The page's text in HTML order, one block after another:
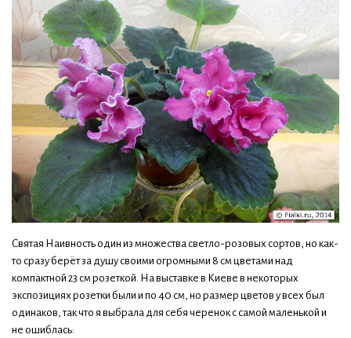
Святая Наивность один из множества светло-розовых сортов, но как-
то сразу берёт за душу своими огромными 8 см цветами над
компактной 23 см розеткой. На выставке в Киеве в некоторых
экспозициях розетки были и по 40 см, но размер цветов у всех был
одинаков, так что я выбрала для себя черенок с самой маленькой и
не ошиблась: